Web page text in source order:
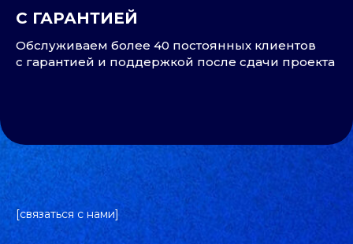
С ГАРАНТИЕЙ
Обслуживаем более 40 постоянных клиентов
с гарантией и поддержкой после сдачи проекта
[связаться с нами]